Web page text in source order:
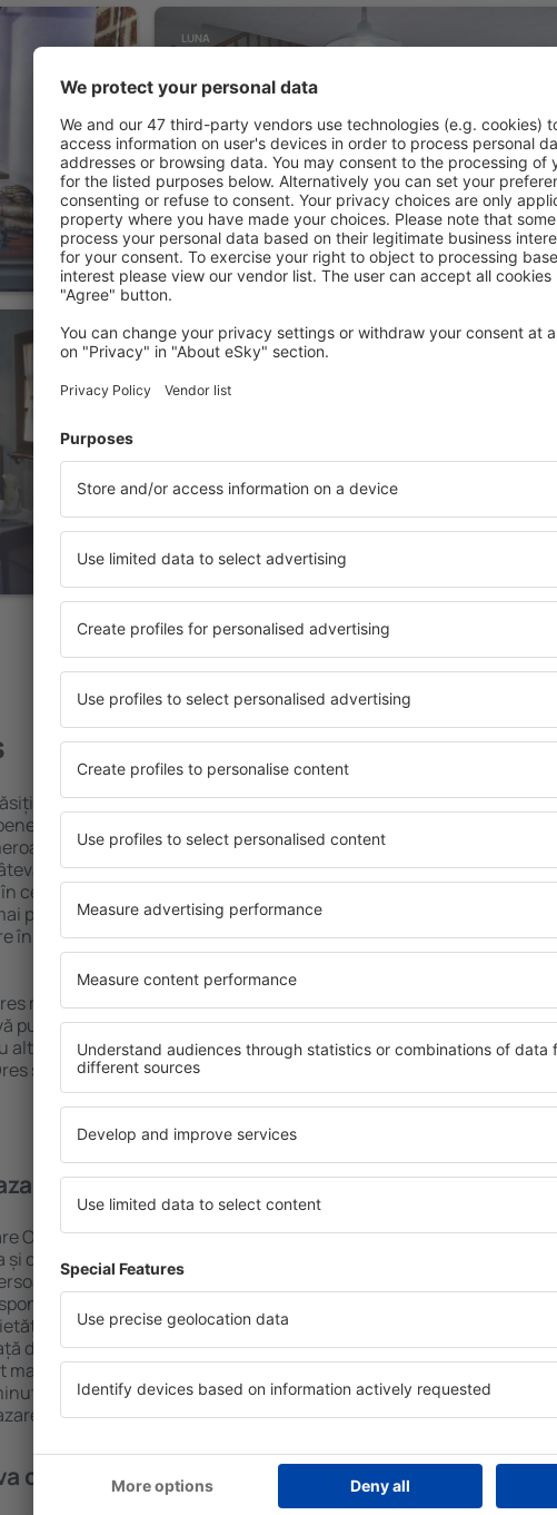
LUNA
Casa Dalia grande y luminosa con
y garaje en pueblo tranquilo
Luna, 14 august 2026, 2 nopți
BIEL
El Enebro
Biel, 14 august 2026, 2 nopți
Vedeţi mai multe oferte Ores
cazare pentru fiecare buget şi pentru
de proprietăți spațioase, dotate cu
facilități, precum și de pensiuni
zile în timpul unui city break. Cazarea
centrul orașului, lângă aeroport și în
puțin populare. Acest lucru vă va ajuta să
în funcție de nevoi și de planurile
mai devreme, aveți garanţia că după
puteţi relaxa, fără a fi nevoie să căutaţi un
altă unitate de cazare. Rezervaţi cazarea
și vă veţi bucura de o călătorie liniştită.
Ores –
Puteți alege dintr-
proprietăți
ȋn vârstă și
pensiuni care
Ores. Facilitățile
auto, transport
relaxare sau
Dacă doriţi
potrivească. Veți
călătoria de
Ores cu facilități
precum și pentru
Ores?
Ores folosind un motor de căutare.
datele de check-in și check-out. După ce
motorul de căutare va afișa
Ores. Filtrarea rezultatelor în
numărul de stele, evaluările
de centru și opțiunea de anulare gratuită
ușoară. Astfel veți putea găsi cazare
În funcție de nevoile dumneavoastră,
sau un pachet Zbor+Hotel.
Ce fel de
Facilitățile
numărul de
balcon, aer
cafelei,
gratuită, pot
hotel cu piscină.
care oferă
cazare Ores? Cât costă